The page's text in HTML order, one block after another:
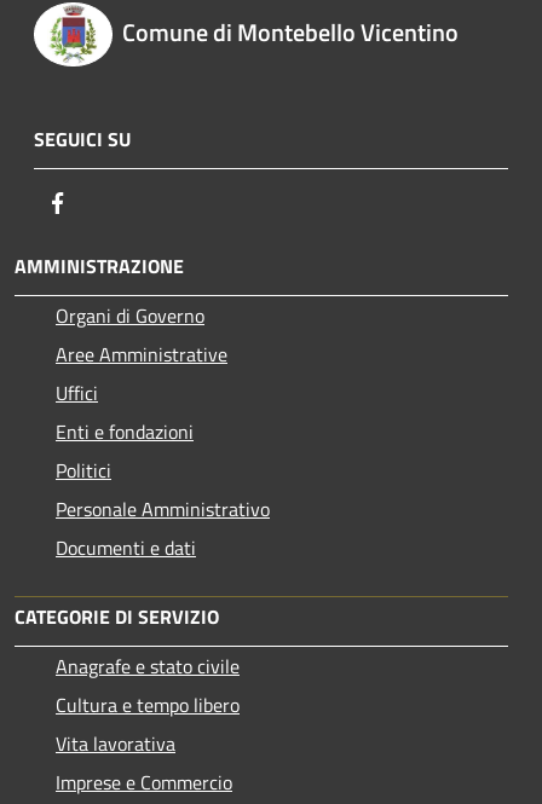
Comune di Montebello Vicentino
SEGUICI SU
AMMINISTRAZIONE
Organi di Governo
Aree Amministrative
Uffici
Enti e fondazioni
Politici
Personale Amministrativo
Documenti e dati
CATEGORIE DI SERVIZIO
Anagrafe e stato civile
Cultura e tempo libero
Vita lavorativa
Imprese e Commercio